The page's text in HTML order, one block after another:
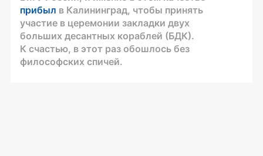
прибыл в Калининград, чтобы принять
участие в церемонии закладки двух
больших десантных кораблей (БДК).
К счастью, в этот раз обошлось без
философских спичей.